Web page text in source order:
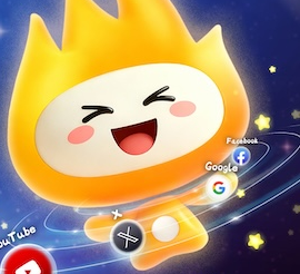
旋风加速器
软件中心 雷霆加速
狂飙加速器
旋风加速npv
加速器黑洞
国外上网加速器
BitzNet加速器